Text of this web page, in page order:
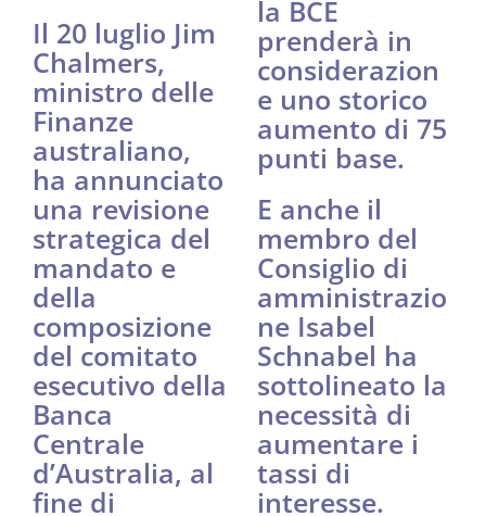
Il 20 luglio Jim
Chalmers,
ministro delle
Finanze
australiano,
ha annunciato
una revisione
strategica del
mandato e
della
composizione
del comitato
esecutivo della
Banca
Centrale
d’Australia, al
fine di
la BCE
prenderà in
considerazion
e uno storico
aumento di 75
punti base.
E anche il
membro del
Consiglio di
amministrazio
ne Isabel
Schnabel ha
sottolineato la
necessità di
aumentare i
tassi di
interesse.